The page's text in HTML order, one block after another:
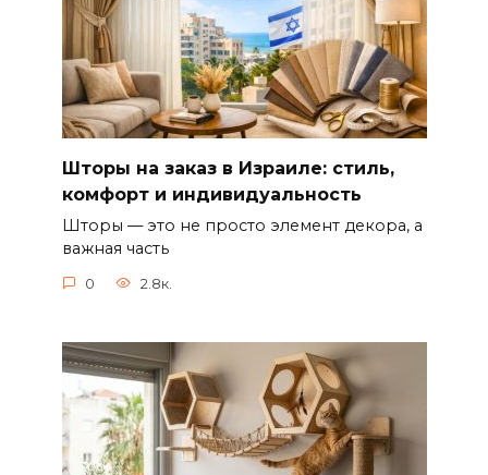
Шторы на заказ в Израиле: стиль,
комфорт и индивидуальность
Шторы — это не просто элемент декора, а
важная часть
0 2.8к.